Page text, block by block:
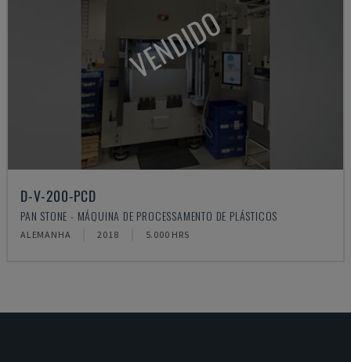
VENDIDO
D-V-200-PCD
PAN STONE - MÁQUINA DE PROCESSAMENTO DE PLÁSTICOS
ALEMANHA 2018 5.000 HRS